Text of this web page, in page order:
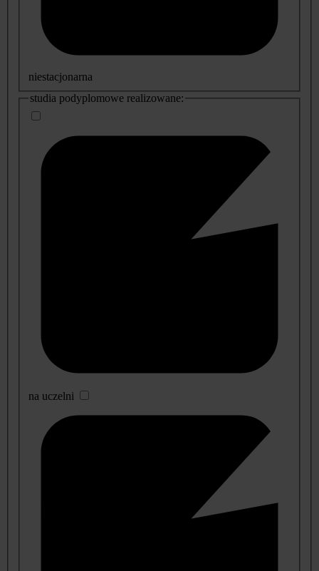
niestacjonarna
studia podyplomowe realizowane:
na uczelni